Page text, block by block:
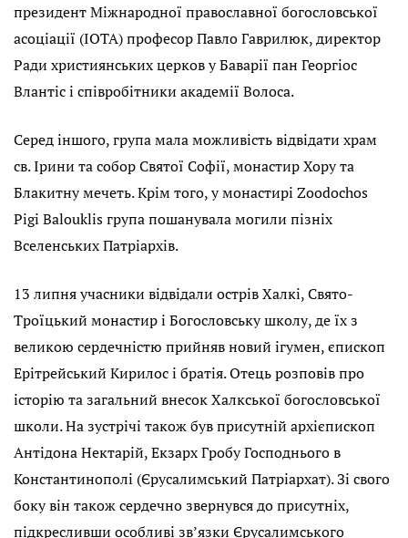
президент Міжнародної православної богословської
асоціації (IOTA) професор Павло Гаврилюк, директор
Ради християнських церков у Баварії пан Георгіос
Влантіс і співробітники академії Волоса.
Серед іншого, група мала можливість відвідати храм
св. Ірини та собор Святої Софії, монастир Хору та
Блакитну мечеть. Крім того, у монастирі Zoodochos
Pigi Balouklis група пошанувала могили пізніх
Вселенських Патріархів.
13 липня учасники відвідали острів Халкі, Свято-
Троїцький монастир і Богословську школу, де їх з
великою сердечністю прийняв новий ігумен, єпископ
Ерітрейський Кирилос і братія. Отець розповів про
історію та загальний внесок Халкської богословської
школи. На зустрічі також був присутній архієпископ
Антідона Нектарій, Екзарх Гробу Господнього в
Константинополі (Єрусалимський Патріархат). Зі свого
боку він також сердечно звернувся до присутніх,
підкресливши особливі зв’язки Єрусалимського